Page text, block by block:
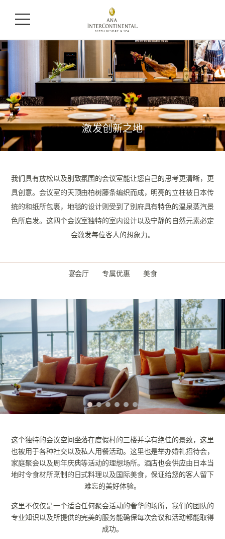
激发创新之地
我们具有放松以及别致氛围的会议室能让您自己的思考更清晰，更
具创意。会议室的天顶由柏树藤条编织而成， 明亮的立柱被日本传
统的和纸所包裹，地毯的设计则受到了别府具有特色的温泉蒸汽景
色所启发。 这四个会议室独特的室内设计以及宁静的自然元素必定
会激发每位客人的想象力。
宴会厅 专属优惠 美食
这个独特的会议空间坐落在度假村的三楼并享有绝佳的景致，这里
也被用于各种社交以及私人用餐活动。 这里也是举办婚礼招待会，
家庭聚会以及周年庆典等活动的理想场所。 酒店也会供应由日本当
地时令食材所烹制的日式料理以及国际美食，保证给您的客人留下
难忘的美好体验。
这里不仅仅是一个适合任何聚会活动的奢华的场所，我们的团队的
专业知识以及所提供的完美的服务能确保每次会议和活动都能取得
成功。